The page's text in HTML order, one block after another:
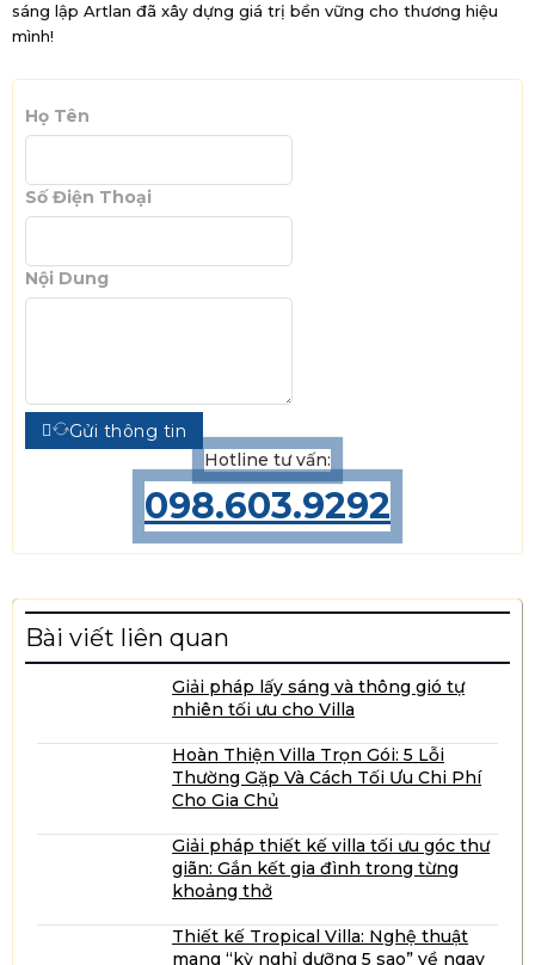
sáng lập Artlan đã xây dựng giá trị bền vững cho thương hiệu
mình!
Họ Tên
Số Điện Thoại
Nội Dung
Gửi thông tin
Hotline tư vấn:
098.603.9292
Bài viết liên quan
Giải pháp lấy sáng và thông gió tự
nhiên tối ưu cho Villa
Hoàn Thiện Villa Trọn Gói: 5 Lỗi
Thường Gặp Và Cách Tối Ưu Chi Phí
Cho Gia Chủ
Giải pháp thiết kế villa tối ưu góc thư
giãn: Gắn kết gia đình trong từng
khoảng thở
Thiết kế Tropical Villa: Nghệ thuật
mang “kỳ nghỉ dưỡng 5 sao” về ngay